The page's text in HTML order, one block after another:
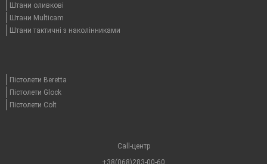
Штани оливкові
Штани Multicam
Штани тактичні з наколінниками
Пістолети Beretta
Пістолети Glock
Пістолети Colt
Call-центр
+38(068)283-00-60